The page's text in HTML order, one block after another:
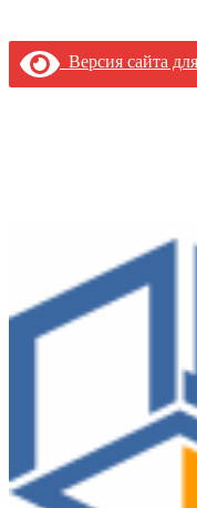
Версия сайта